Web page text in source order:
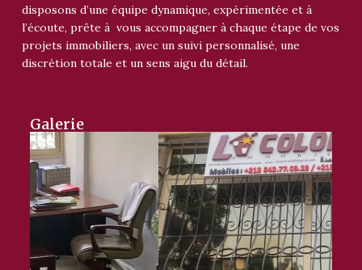
disposons d’une équipe dynamique, expérimentée et à
l’écoute, prête à vous accompagner à chaque étape de vos
projets immobiliers, avec un suivi personnalisé, une
discrétion totale et un sens aigu du détail.
Galerie